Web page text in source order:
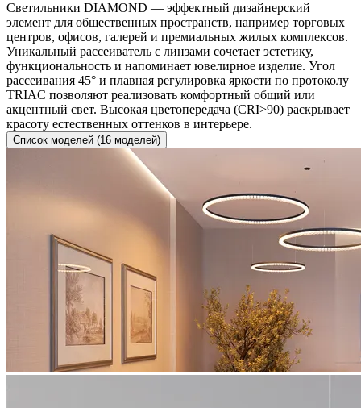
Светильники DIAMOND — эффектный дизайнерский
элемент для общественных пространств, например торговых
центров, офисов, галерей и премиальных жилых комплексов.
Уникальный рассеиватель с линзами сочетает эстетику,
функциональность и напоминает ювелирное изделие. Угол
рассеивания 45° и плавная регулировка яркости по протоколу
TRIAC позволяют реализовать комфортный общий или
акцентный свет. Высокая цветопередача (CRI>90) раскрывает
красоту естественных оттенков в интерьере.
Список моделей (16 моделей)